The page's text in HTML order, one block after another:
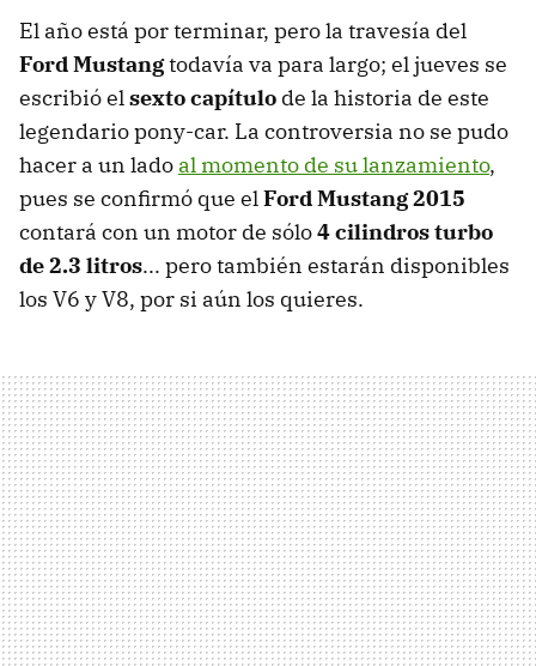
El año está por terminar, pero la travesía del
Ford Mustangtodavía va para largo; el jueves se
escribió elsexto capítulo de la historia de este
legendario pony-car. La controversia no se pudo
hacer a un lado al momento de su lanzamiento,
pues se confirmó que elFord Mustang 2015
contará con un motor de sólo4 cilindros turbo
de 2.3 litros... pero también estarán disponibles
los V6 y V8, por si aún los quieres.